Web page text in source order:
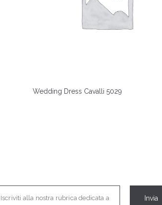
Wedding Dress Cavalli 5029